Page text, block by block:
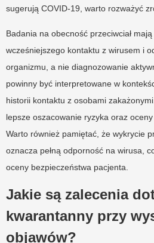
sugerują COVID-19, warto rozważyć
Badania na obecność przeciwciał
wcześniejszego kontaktu z wirusem i
organizmu, a nie diagnozowanie
powinny być interpretowane w
historii kontaktu z osobami
lepsze oszacowanie ryzyka oraz
Warto również pamiętać, że wykrycie
oznacza pełną odporność na wirusa,
oceny bezpieczeństwa pacjenta.
Jakie są zalecenia
kwarantanny przy
objawów?